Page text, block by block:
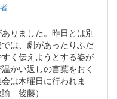
りました。昨日とは別
は、劇があったりふだ
く伝えようとする姿が
かい返しの言葉をおく
は木曜日に行われま
後藤）